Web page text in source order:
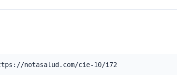
notasalud.com/cie-10/i72